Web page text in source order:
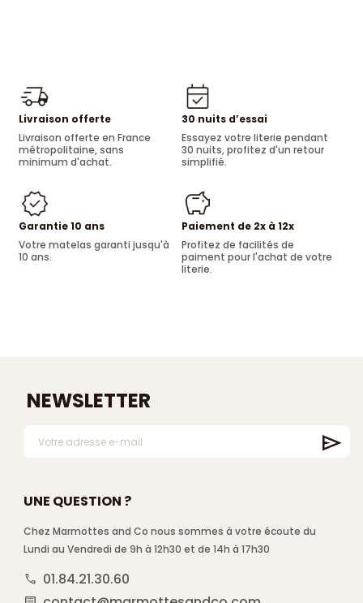
Livraison offerte
Livraison offerte en France
métropolitaine, sans
minimum d'achat.
30 nuits d’essai
Essayez votre literie pendant
30 nuits, profitez d'un retour
simplifié.
Garantie 10 ans
Votre matelas garanti jusqu'à
10 ans.
Paiement de 2x à 12x
Profitez de facilités de
paiment pour l'achat de votre
literie.
NEWSLETTER
UNE QUESTION ?
Chez Marmottes and Co nous sommes à votre écoute du
Lundi au Vendredi de 9h à 12h30 et de 14h à 17h30
call 01.84.21.30.60